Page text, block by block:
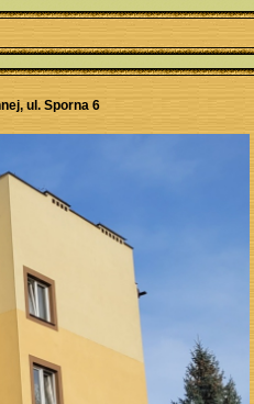
ul. Sporna 6